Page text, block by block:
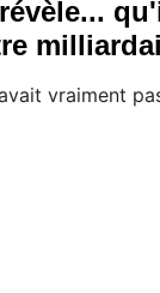
vraiment